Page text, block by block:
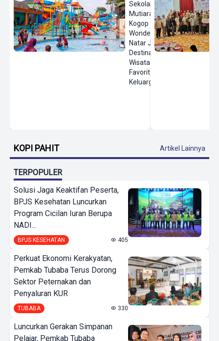
Sekolah,
Mutiara
Kogop
Wonderland
Natar Jadi
Destinasi
Wisata Air
Favorit
Keluarga
KOPI PAHIT Artikel Lainnya
TERPOPULER
Solusi Jaga Keaktifan Peserta,
BPJS Kesehatan Luncurkan
Program Cicilan Iuran Berupa
NADI...
BPJS KESEHATAN 405
Perkuat Ekonomi Kerakyatan,
Pemkab Tubaba Terus Dorong
Sektor Peternakan dan
Penyaluran KUR
TUBABA 330
Luncurkan Gerakan Simpanan
Pelajar, Pemkab Tubaba